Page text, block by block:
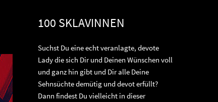
100 SKLAVINNEN
Suchst Du eine echt veranlagte, devote
Lady die sich Dir und Deinen Wünschen voll
und ganz hin gibt und Dir alle Deine
Sehnsüchte demütig und devot erfüllt?
Dann findest Du vielleicht in dieser